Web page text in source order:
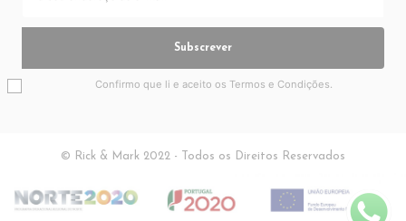
Subscrever
Confirmo que li e aceito os Termos e Condições.
© Rick & Mark 2022 - Todos os Direitos Reservados